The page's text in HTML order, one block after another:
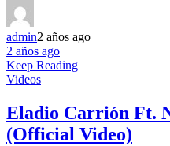
admin2 años ago
2 años ago
Keep Reading
Videos
Eladio Carrión Ft.
(Official Video)